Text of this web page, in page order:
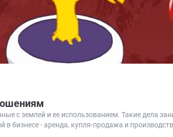
с землей и ее использованием. Такие дела
бизнесе - аренда, купля-продажа и